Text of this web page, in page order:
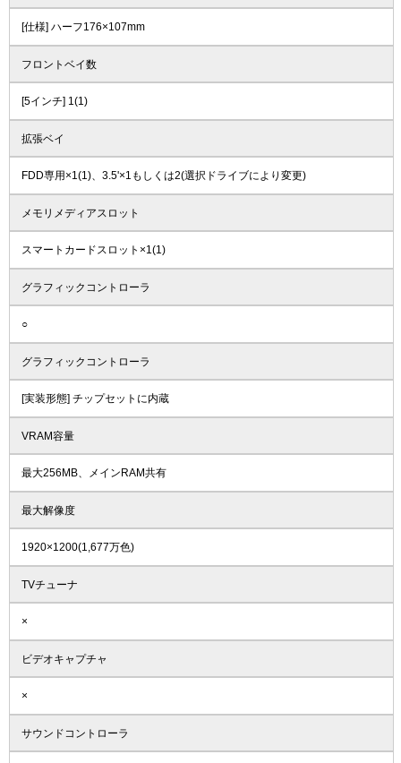
[仕様] ハーフ176×107mm
フロントベイ数
[5インチ] 1(1)
拡張ベイ
FDD専用×1(1)、3.5'×1もしくは2(選択ドライブにより変更)
メモリメディアスロット
スマートカードスロット×1(1)
グラフィックコントローラ
○
グラフィックコントローラ
[実装形態] チップセットに内蔵
VRAM容量
最大256MB、メインRAM共有
最大解像度
1920×1200(1,677万色)
TVチューナ
×
ビデオキャプチャ
×
サウンドコントローラ